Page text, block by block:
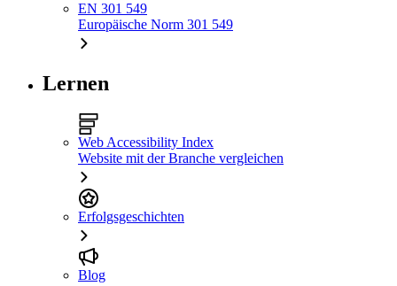
EN 301 549
Europäische Norm 301 549
Lernen
Web Accessibility Index
Website mit der Branche vergleichen
Erfolgsgeschichten
Blog